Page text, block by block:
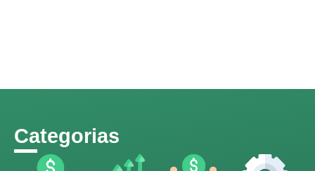
Categorias